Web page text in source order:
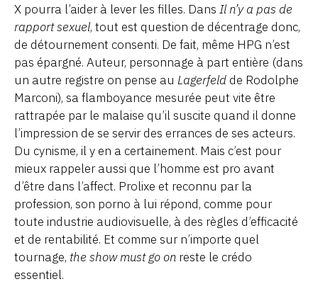
X pourra l’aider à lever les filles. Dans Il n’y a pas de
rapport sexuel, tout est question de décentrage donc,
de détournement consenti. De fait, même HPG n’est
pas épargné. Auteur, personnage à part entière (dans
un autre registre on pense au Lagerfeld de Rodolphe
Marconi), sa flamboyance mesurée peut vite être
rattrapée par le malaise qu’il suscite quand il donne
l’impression de se servir des errances de ses acteurs.
Du cynisme, il y en a certainement. Mais c’est pour
mieux rappeler aussi que l’homme est pro avant
d’être dans l’affect. Prolixe et reconnu par la
profession, son porno à lui répond, comme pour
toute industrie audiovisuelle, à des règles d’efficacité
et de rentabilité. Et comme sur n’importe quel
tournage, the show must go on reste le crédo
essentiel.